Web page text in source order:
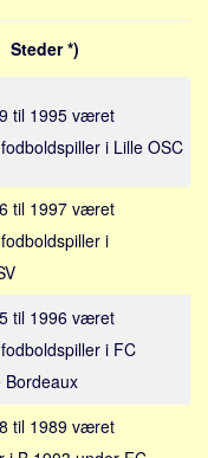
Steder *)
til 1995 været
i Lille OSC
til 1997 været
i
til 1996 været
i FC
Bordeaux
til 1989 været